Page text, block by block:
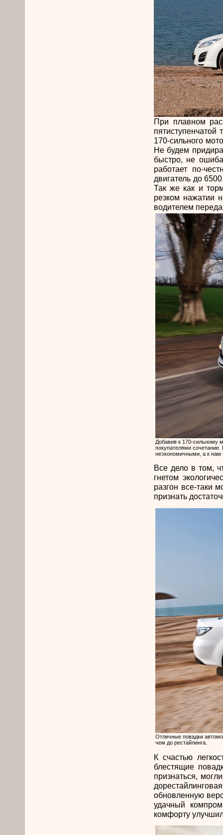
При плавном
170-сильного
Не будем
быстро, не
работает по-
двигатель до
Так же как и
резком нажатии
водителем
Добавив к 170-сильному
покупателями
неэкономичными, а к нам
Все дело в том,
гнетом
разгон все-таки
признать
Отличные повадки
чем до рестайлинга.
К счастью
блестящие
признаться,
обновленную
удачный
комфорту